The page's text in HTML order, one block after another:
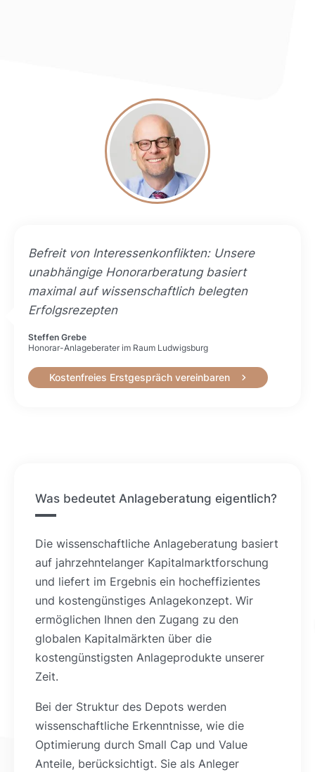
Befreit von Interessenkonflikten: Unsere
unabhängige Honorarberatung basiert
maximal auf wissenschaftlich belegten
Erfolgsrezepten
Steffen Grebe
Honorar-Anlageberater im Raum Ludwigsburg
Kostenfreies Erstgespräch vereinbaren
Was bedeutet Anlageberatung eigentlich?
Die wissenschaftliche Anlageberatung basiert
auf jahrzehntelanger Kapitalmarktforschung
und liefert im Ergebnis ein hocheffizientes
und kostengünstiges Anlagekonzept. Wir
ermöglichen Ihnen den Zugang zu den
globalen Kapitalmärkten über die
kostengünstigsten Anlageprodukte unserer
Zeit.
Bei der Struktur des Depots werden
wissenschaftliche Erkenntnisse, wie die
Optimierung durch Small Cap und Value
Anteile, berücksichtigt. Sie als Anleger